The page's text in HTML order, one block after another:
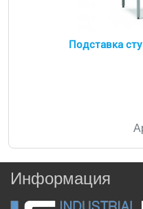
Подставка
Информация